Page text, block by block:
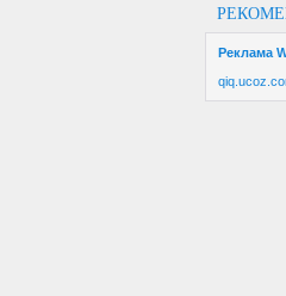
Реклама